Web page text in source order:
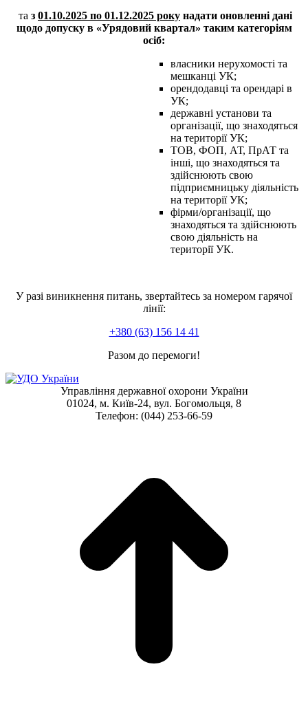
та з 01.10.2025 по 01.12.2025 року надати оновленні дані
щодо допуску в «Урядовий квартал» таким категоріям
осіб:
власники нерухомості та
мешканці УК;
орендодавці та орендарі в
УК;
державні установи та
організації, що знаходяться
на території УК;
ТОВ, ФОП, АТ, ПрАТ та
інші, що знаходяться та
здійснюють свою
підприємницьку діяльність
на території УК;
фірми/організації, що
знаходяться та здійснюють
свою діяльність на
території УК.
У разі виникнення питань, звертайтесь за номером гарячої
лінії:
+380 (63) 156 14 41
Разом до перемоги!
Управління державної охорони України
01024, м. Київ-24, вул. Богомольця, 8
Телефон: (044) 253-66-59